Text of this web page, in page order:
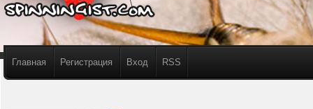
Главная Регистрация Вход RSS